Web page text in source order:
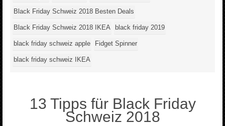
Black Friday Schweiz 2018 Besten Deals
Black Friday Schweiz 2018 IKEA black friday 2019
black friday schweiz apple Fidget Spinner
black friday schweiz IKEA
13 Tipps für Black Friday
Schweiz 2018